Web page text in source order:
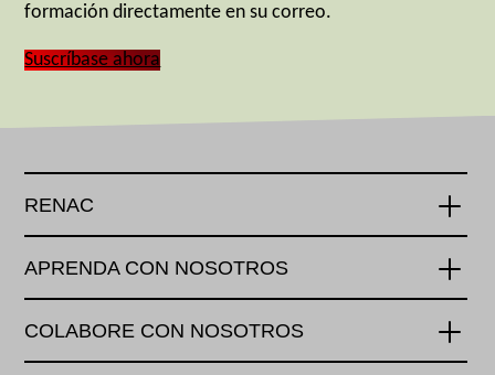
formación directamente en su correo.
Suscríbase ahora
RENAC
APRENDA CON NOSOTROS
COLABORE CON NOSOTROS